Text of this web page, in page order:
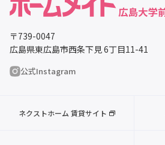
〒739-0047
広島県東広島市西条下見 6丁目11-41
公式Instagram
ネクストホーム 賃貸サイト